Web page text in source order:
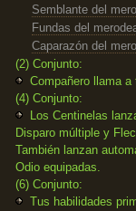
Semblante del
Fundas del
Caparazón del
(2) Conjunto:
Compañero llama
(4) Conjunto:
Los Centinelas
Disparo múltiple y
También lanzan
Odio equipadas.
(6) Conjunto:
Tus habilidades